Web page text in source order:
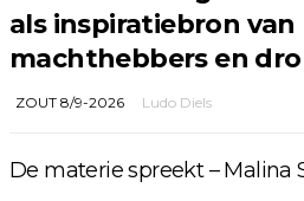
als inspiratiebron
machthebbers en
ZOUT 8/9-2026 Ludo Diels
De materie spreekt – Malina